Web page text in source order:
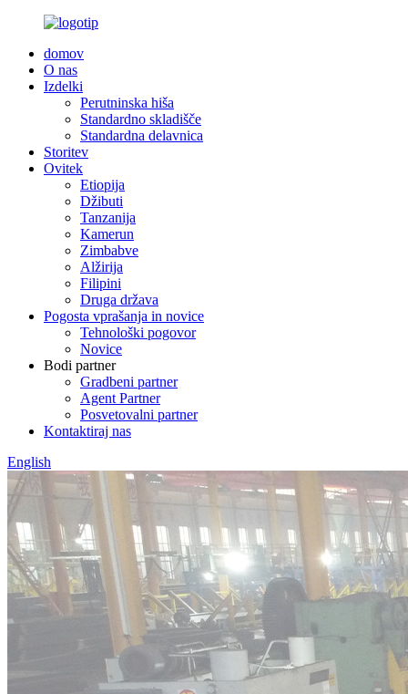
domov
O nas
Izdelki
Perutninska hiša
Standardno skladišče
Standardna delavnica
Storitev
Ovitek
Etiopija
Džibuti
Tanzanija
Kamerun
Zimbabve
Alžirija
Filipini
Druga država
Pogosta vprašanja in novice
Tehnološki pogovor
Novice
Bodi partner
Gradbeni partner
Agent Partner
Posvetovalni partner
Kontaktiraj nas
English